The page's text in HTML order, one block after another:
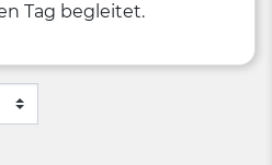
Tag begleitet.